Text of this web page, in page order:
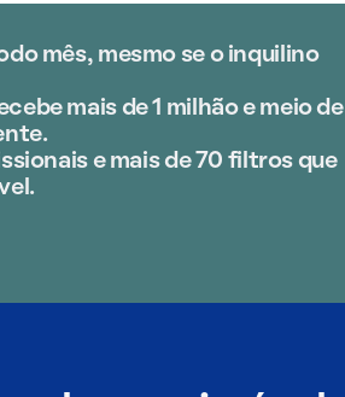
mês, mesmo se o inquilino
mais de 1 milhão e meio de
e mais de 70 filtros que